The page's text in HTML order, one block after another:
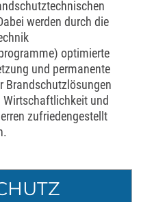
werden durch die
optimierte
und permanente
Brandschutzlösungen
und
zufriedengestellt